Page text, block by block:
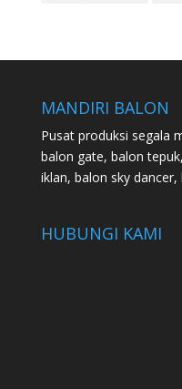
MANDIRI BALON
Pusat produksi segala
balon gate, balon
iklan, balon sky
HUBUNGI KAMI